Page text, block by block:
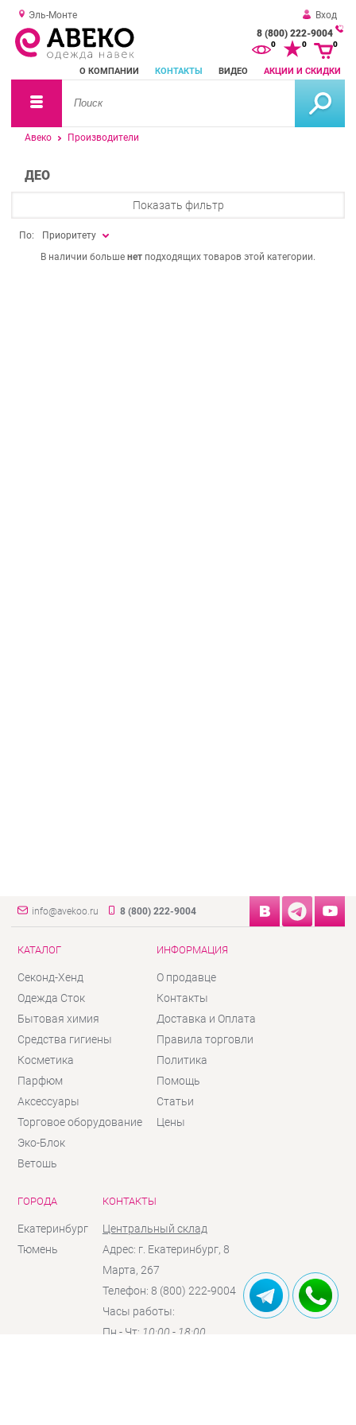
Эль-Монте
Вход
8 (800) 222-9004
О КОМПАНИИ КОНТАКТЫ ВИДЕО АКЦИИ И СКИДКИ
0 0 0
Авеко Производители
ДЕО
Показать фильтр
По:
Приоритету
В наличии больше нет подходящих товаров этой категории.
info@avekoo.ru 8 (800) 222-9004
КАТАЛОГ
Секонд-Хенд
Одежда Сток
Бытовая химия
Средства гигиены
Косметика
Парфюм
Аксессуары
Торговое оборудование
Эко-Блок
Ветошь
ИНФОРМАЦИЯ
О продавце
Контакты
Доставка и Оплата
Правила торговли
Политика
Помощь
Статьи
Цены
ГОРОДА
Екатеринбург
Тюмень
КОНТАКТЫ
Центральный склад
Адрес: г. Екатеринбург, 8
Марта, 267
Телефон: 8 (800) 222-9004
Часы работы:
Пн - Чт: 10:00 - 18:00